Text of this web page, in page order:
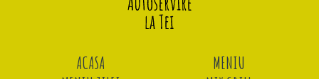
ACASA
MENIU